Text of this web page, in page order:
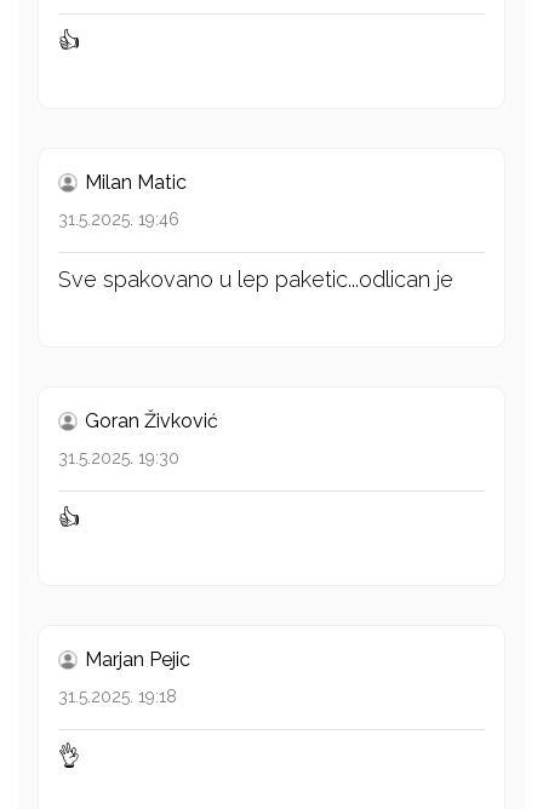
👍
Milan Matic
31.5.2025. 19:46
Sve spakovano u lep paketic...odlican je
Goran Živković
31.5.2025. 19:30
👍
Marjan Pejic
31.5.2025. 19:18
👌